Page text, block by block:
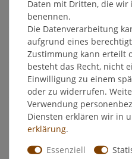
Beschreibung
Weitere Details
EU-Verantwortlicher
Hersteller
Acryl Glanzfarbe himmelblau
Daten mit Dritten, die wir
benennen.
Die Datenverarbeitung
aufgrund eines
Zustimmung kann erteilt
besteht das Recht, nicht
Einwilligung zu einem
oder zu widerrufen.
Verwendung
Diensten erklären wir in
erklärung.
Essenziell